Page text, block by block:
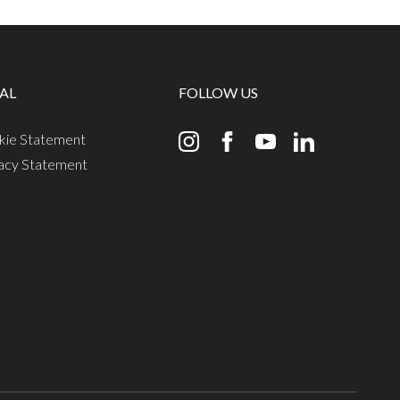
Statement
Statement
FOLLOW US